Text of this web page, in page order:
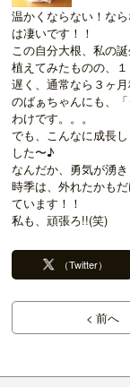
温かくならない！な
は凄いです！！
この自分大根、私の
植えてみたものの、
遅く、通常なら３ヶ
のばぁちゃんにも、
わけです。。。
でも、こんなに成長
した〜♪
なんだか、勇気が湧き
時季は、外れたかも
ています！！
私も、頑張ろ!!(笑)
（Twitter）
< 前へ